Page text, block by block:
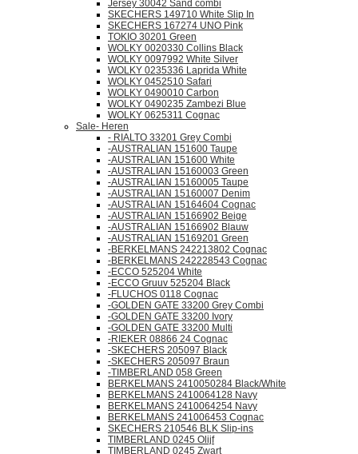
Jersey 30042 Sand combi
SKECHERS 149710 White Slip In
SKECHERS 167274 UNO Pink
TOKIO 30201 Green
WOLKY 0020330 Collins Black
WOLKY 0097992 White Silver
WOLKY 0235336 Laprida White
WOLKY 0452510 Safari
WOLKY 0490010 Carbon
WOLKY 0490235 Zambezi Blue
WOLKY 0625311 Cognac
Sale- Heren
- RIALTO 33201 Grey Combi
-AUSTRALIAN 151600 Taupe
-AUSTRALIAN 151600 White
-AUSTRALIAN 15160003 Green
-AUSTRALIAN 15160005 Taupe
-AUSTRALIAN 15160007 Denim
-AUSTRALIAN 15164604 Cognac
-AUSTRALIAN 15166902 Beige
-AUSTRALIAN 15166902 Blauw
-AUSTRALIAN 15169201 Green
-BERKELMANS 242213802 Cognac
-BERKELMANS 242228543 Cognac
-ECCO 525204 White
-ECCO Gruuv 525204 Black
-FLUCHOS 0118 Cognac
-GOLDEN GATE 33200 Grey Combi
-GOLDEN GATE 33200 Ivory
-GOLDEN GATE 33200 Multi
-RIEKER 08866 24 Cognac
-SKECHERS 205097 Black
-SKECHERS 205097 Braun
-TIMBERLAND 058 Green
BERKELMANS 2410050284 Black/White
BERKELMANS 2410064128 Navy
BERKELMANS 2410064254 Navy
BERKELMANS 241006453 Cognac
SKECHERS 210546 BLK Slip-ins
TIMBERLAND 0245 Olijf
TIMBERLAND 0245 Zwart